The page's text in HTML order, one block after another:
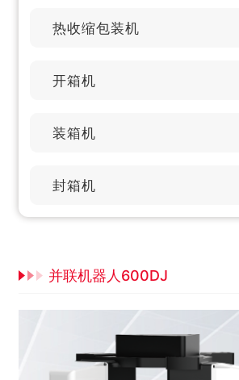
热收缩包装机
开箱机
装箱机
封箱机
并联机器人600DJ